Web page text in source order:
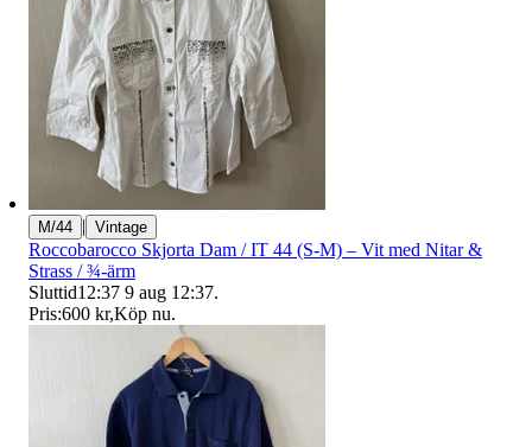
M/44 | Vintage
Roccobarocco Skjorta Dam / IT 44 (S-M) – Vit med Nitar &
Strass / ¾-ärm
Sluttid12:37 9 aug 12:37.
Pris:600 kr,Köp nu.